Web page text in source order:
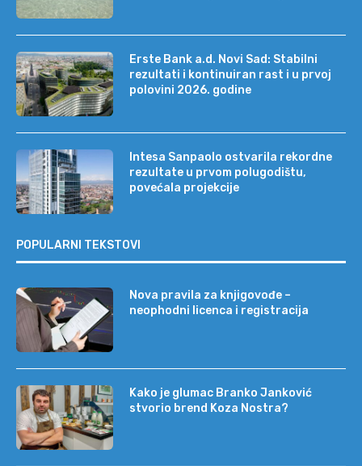
Erste Bank a.d. Novi Sad: Stabilni
rezultati i kontinuiran rast i u prvoj
polovini 2026. godine
Intesa Sanpaolo ostvarila rekordne
rezultate u prvom polugodištu,
povećala projekcije
POPULARNI TEKSTOVI
Nova pravila za knjigovođe –
neophodni licenca i registracija
Kako je glumac Branko Janković
stvorio brend Koza Nostra?